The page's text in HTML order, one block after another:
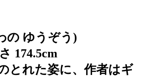
の ゆうぞう)
174.5cm
とれた姿に、作者はギ